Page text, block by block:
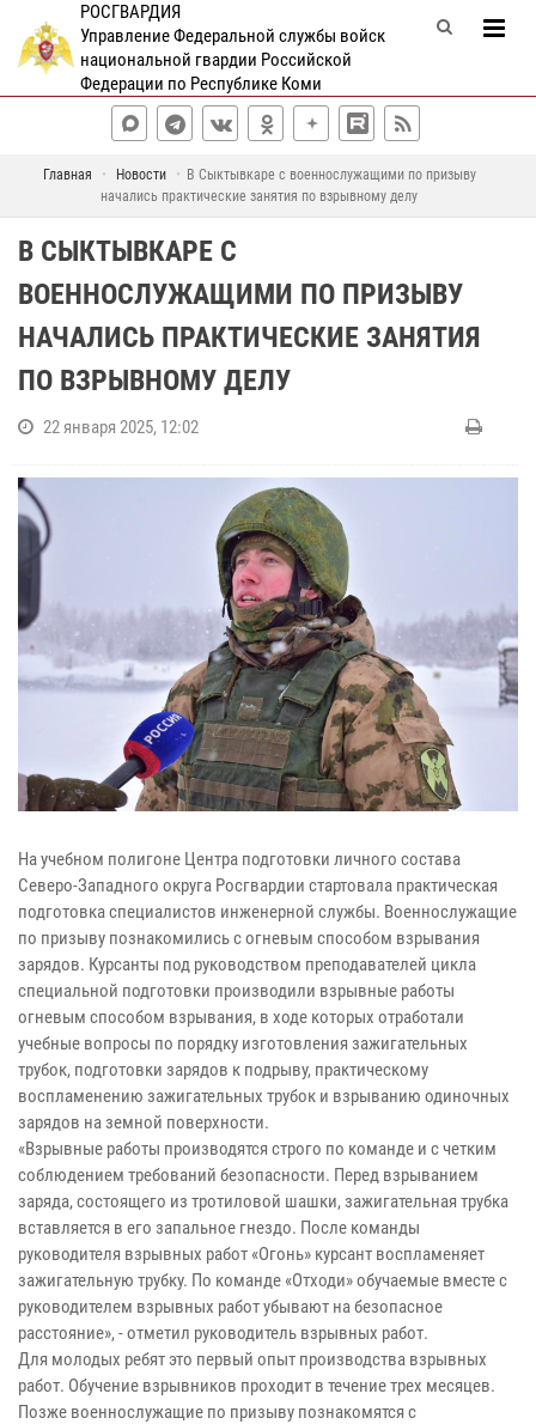
РОСГВАРДИЯ
Управление Федеральной службы войск
национальной гвардии Российской
Федерации по Республике Коми
Главная Новости
В Сыктывкаре с военнослужащими по призыву
начались практические занятия по взрывному делу
В СЫКТЫВКАРЕ С
ВОЕННОСЛУЖАЩИМИ ПО ПРИЗЫВУ
НАЧАЛИСЬ ПРАКТИЧЕСКИЕ ЗАНЯТИЯ
ПО ВЗРЫВНОМУ ДЕЛУ
22 января 2025, 12:02
На учебном полигоне Центра подготовки личного состава
Северо-Западного округа Росгвардии стартовала практическая
подготовка специалистов инженерной службы. Военнослужащие
по призыву познакомились с огневым способом взрывания
зарядов. Курсанты под руководством преподавателей цикла
специальной подготовки производили взрывные работы
огневым способом взрывания, в ходе которых отработали
учебные вопросы по порядку изготовления зажигательных
трубок, подготовки зарядов к подрыву, практическому
воспламенению зажигательных трубок и взрыванию одиночных
зарядов на земной поверхности.
«Взрывные работы производятся строго по команде и с четким
соблюдением требований безопасности. Перед взрыванием
заряда, состоящего из тротиловой шашки, зажигательная трубка
вставляется в его запальное гнездо. После команды
руководителя взрывных работ «Огонь» курсант воспламеняет
зажигательную трубку. По команде «Отходи» обучаемые вместе с
руководителем взрывных работ убывают на безопасное
расстояние», - отметил руководитель взрывных работ.
Для молодых ребят это первый опыт производства взрывных
работ. Обучение взрывников проходит в течение трех месяцев.
Позже военнослужащие по призыву познакомятся с